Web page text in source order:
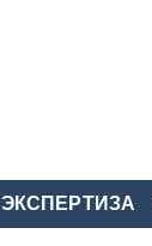
ЭКСПЕРТИЗА